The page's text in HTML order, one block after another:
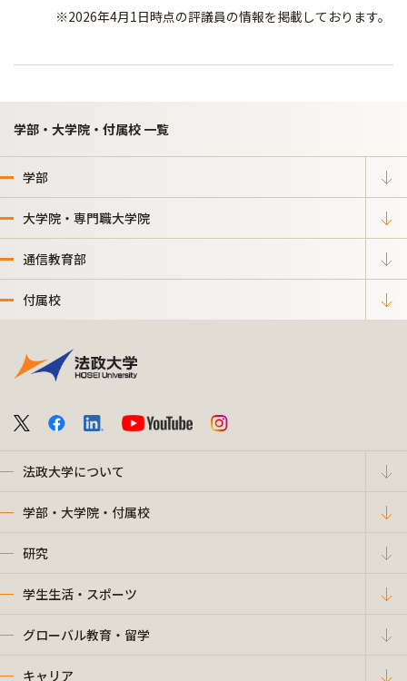
※2026年4月1日時点の評議員の情報を掲載しております。
学部・大学院・付属校 一覧
学部
大学院・専門職大学院
通信教育部
付属校
法政大学について
学部・大学院・付属校
研究
学生生活・スポーツ
グローバル教育・留学
キャリア